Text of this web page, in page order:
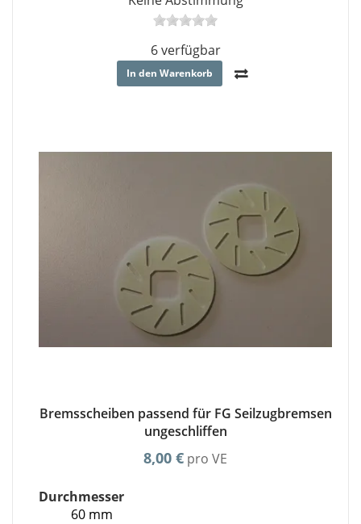
6 verfügbar
In den Warenkorb
Bremsscheiben passend für FG Seilzugbremsen
ungeschliffen
8,00 € pro VE
Durchmesser
60 mm